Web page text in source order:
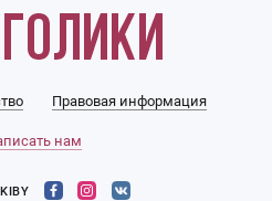
Правовая информация
нам